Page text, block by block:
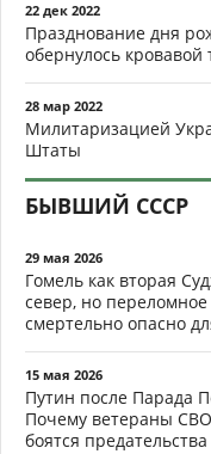
22 дек 2022
Празднование дня
обернулось кровавой
28 мар 2022
Милитаризацией
Штаты
БЫВШИЙ СССР
29 мая 2026
Гомель как вторая
север, но
смертельно опасно
15 мая 2026
Путин после Парада
Почему ветераны
боятся предательства